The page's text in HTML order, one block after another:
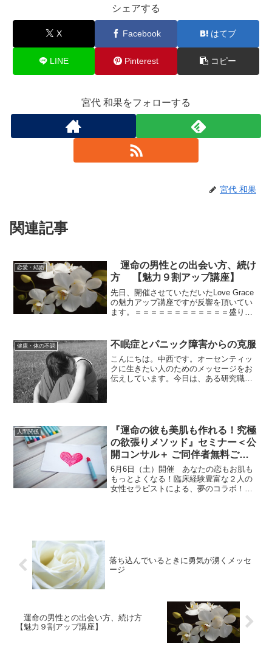
シェアする
X Facebook はてブ
LINE Pinterest コピー
宮代 和果をフォローする
宮代 和果
関連記事
恋愛・結婚
運命の男性との出会い方、続け
方 【魅力９割アップ講座】
先日、開催させていただいたLove Grace
の魅力アップ講座ですが反響を頂いてい
ます。＝＝＝＝＝＝＝＝＝＝＝＝盛りだ
まで出会えていなかったのかが腑に落ち
ました。＝＝＝...
健康・体の不調 不眠症とパニック障害からの克服
こんにちは。中西です。オーセンティッ
クに生きたい人のためのメッセージをお
伝えしています。今日は、ある研究職の
人間関係
『運命の彼も美肌も作れる！究極
の欲張りメソッド』セミナー＜公
開コンサル＋ ご同伴者無料ご招
待 特典付き＞
6月6日（土）開催 あなたの恋もお肌も
もっとよくなる！臨床経験豊富な２人の
女性セラピストによる、夢のコラボ！
落ち込んでいるときに勇気が湧くメッセ
ージ
運命の男性との出会い方、続け方
【魅力９割アップ講座】